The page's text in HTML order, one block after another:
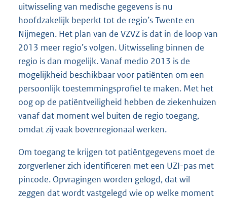
uitwisseling van medische gegevens is nu
hoofdzakelijk beperkt tot de regio’s Twente en
Nijmegen. Het plan van de VZVZ is dat in de loop van
2013 meer regio’s volgen. Uitwisseling binnen de
regio is dan mogelijk. Vanaf medio 2013 is de
mogelijkheid beschikbaar voor patiënten om een
persoonlijk toestemmingsprofiel te maken. Met het
oog op de patiëntveiligheid hebben de ziekenhuizen
vanaf dat moment wel buiten de regio toegang,
omdat zij vaak bovenregionaal werken.
Om toegang te krijgen tot patiëntgegevens moet de
zorgverlener zich identificeren met een UZI-pas met
pincode. Opvragingen worden gelogd, dat wil
zeggen dat wordt vastgelegd wie op welke moment